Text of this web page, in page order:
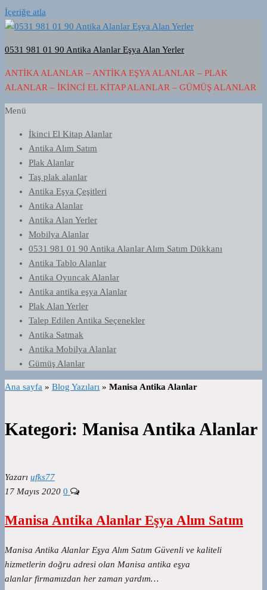
İçeriğe atla
0531 981 01 90 Antika Alanlar Eşya Alan Yerler
ANTIKA ALANLAR – ANTIKA EŞYA ALANLAR – PLAK
ALANLAR – İKINCI EL KITAP ALANLAR – GÜMÜŞ ALANLAR
Menü
İkinci El Kitap Alanlar
Antika Alım Satım
Plak Alanlar
Taş plak alanlar
Antika Eşya Çeşitleri
Antika Alanlar
Antika Alan Yerler
Mobilya Alanlar
0531 981 01 90 Antika Alanlar Alım Satım Dükkanı
Antika Tablo Alanlar
Antika Oyuncak Alanlar
Antika antika eşya Alanlar
Plak Alan Yerler
Talep Edilen Antika Seçenekler
Antika Satmak
Antika Mobilya Alanlar
Gümüş Alanlar
Ana sayfa » Blog Yazıları » Manisa Antika Alanlar
Kategori: Manisa Antika Alanlar
Yazarı ufks77
17 Mayıs 2020 0
Manisa Antika Alanlar Eşya Alım Satım
Manisa Antika Alanlar Eşya Alım Satım Güvenli ve kaliteli
hizmetlerin doğru adresi olan Manisa antika eşya
alanlar firmamızdan her zaman yardım…